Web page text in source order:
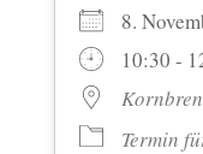
8.
10:30 -
Termin